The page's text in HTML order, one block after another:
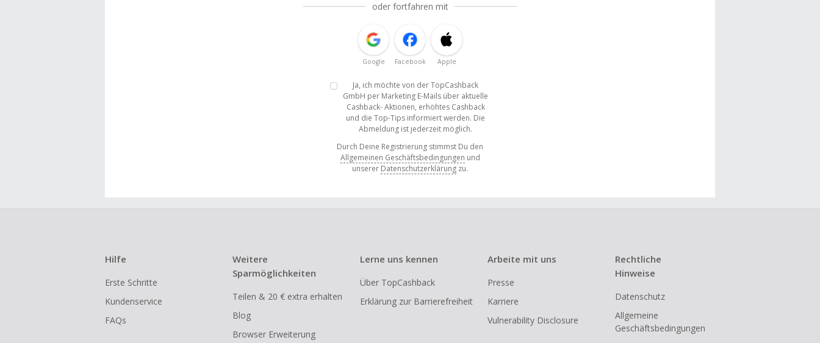
oder fortfahren mit
Google Facebook Apple
Ja, ich möchte von der TopCashback
GmbH per Marketing E-Mails über aktuelle
Cashback- Aktionen, erhöhtes Cashback
und die Top-Tips informiert werden. Die
Abmeldung ist jederzeit möglich.
Durch Deine Registrierung stimmst Du den
Allgemeinen Geschäftsbedingungen und
unserer Datenschutzerklärung zu.
Hilfe
Erste Schritte
Kundenservice
FAQs
Weitere
Sparmöglichkeiten
Teilen & 20 € extra erhalten
Blog
Browser Erweiterung
Lerne uns kennen
Über TopCashback
Erklärung zur Barrierefreiheit
Arbeite mit uns
Presse
Karriere
Vulnerability Disclosure
Rechtliche
Hinweise
Datenschutz
Allgemeine
Geschäftsbedingungen